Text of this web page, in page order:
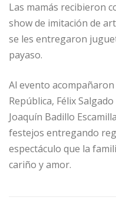
Las mamás recibieron
show de imitación de
se les entregaron
payaso.
Al evento acompañaron
República, Félix
Joaquín Badillo
festejos entregando
espectáculo que la
cariño y amor.